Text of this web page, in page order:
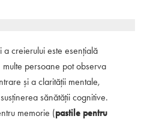
creierului este esențială
persoane pot observa
și a clarității mentale,
sănătății cognitive.
memorie (pastile pentru